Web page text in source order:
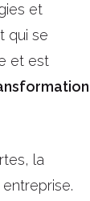
et
qui se
et est
la